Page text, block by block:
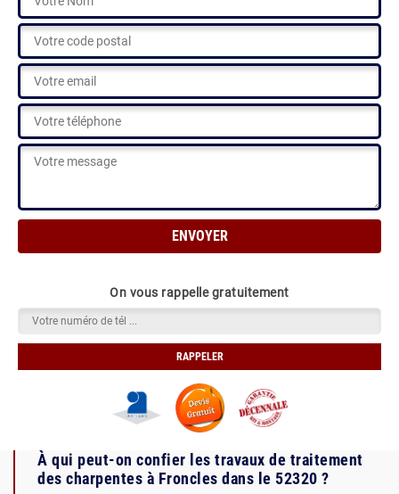
On vous rappelle gratuitement
À qui peut-on confier les travaux de traitement
des charpentes à Froncles dans le 52320 ?